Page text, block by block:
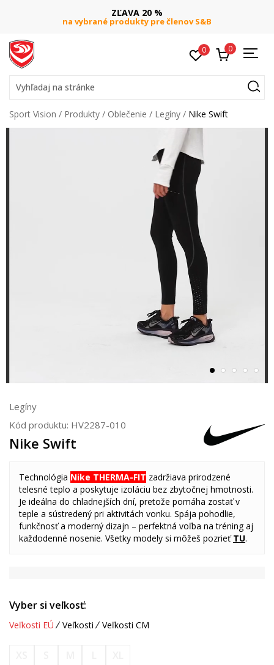
ZĽAVA 20 %
na vybrané produkty pre členov S&B
0 0
Vyhľadaj na stránke
Sport Vision Produkty Oblečenie Legíny Nike Swift
Legíny
Kód produktu: HV2287-010
Nike Swift
Technológia Nike THERMA-FIT zadržiava prirodzené
telesné teplo a poskytuje izoláciu bez zbytočnej hmotnosti.
Je ideálna do chladnejších dní, pretože pomáha zostať v
teple a sústredený pri aktivitách vonku. Spája pohodlie,
funkčnosť a moderný dizajn – perfektná voľba na tréning aj
každodenné nosenie. Všetky modely si môžeš pozrieťTU.
Vyber si veľkosť:
Veľkosti EÚ Veľkosti Veľkosti CM